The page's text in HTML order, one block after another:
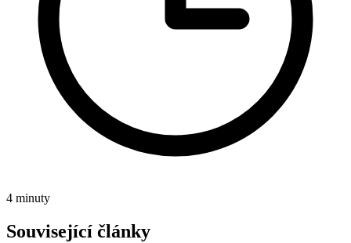
4 minuty
Související články